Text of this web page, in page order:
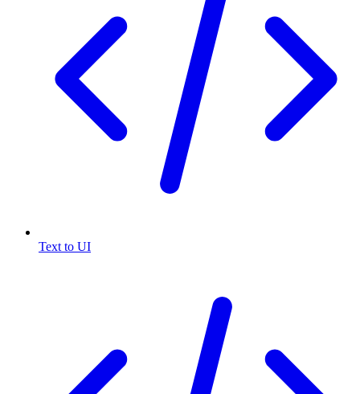
Text to UI